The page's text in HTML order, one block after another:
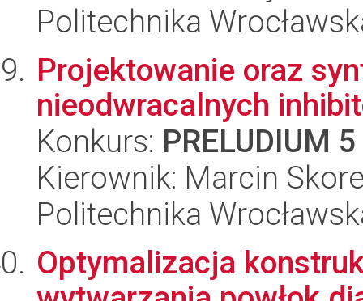
Politechnika
Projektowanie oraz
nieodwracalnych
Konkurs: PRELUDIUM 5
Kierownik: Marcin
Politechnika
Optymalizacja